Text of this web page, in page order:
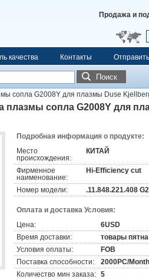
Продажа и
качества Контакты
Поиск
сопла G2008Y для плазмы Duse
плазмы сопла G2008Y для
Подробная информация о продукте:
Место
происхождения:
КИТАЙ
Фирменное
наименование:
Hi-Efficiency cut
Номер модели: .11.848.221.408
Оплата и доставка Условия:
Цена:
6USD
Время доставки:
товары пятна
Условия оплаты:
FOB
Поставка способности:
2000PC/Month
Количество мин заказа: 5